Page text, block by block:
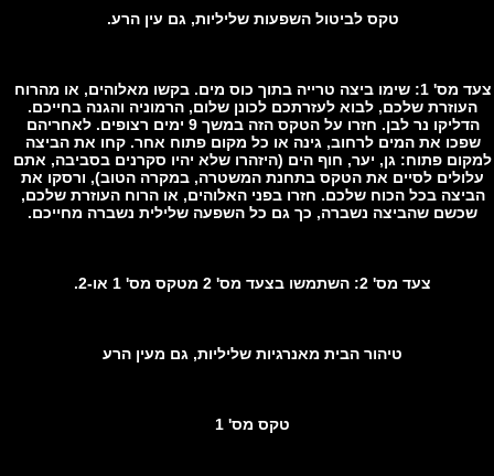
טקס לביטול השפעות שליליות, גם עין הרע.
צעד מס' 1: שימו ביצה טרייה בתוך כוס מים. בקשו מאלוהים, או מהרוח
שלכם, לבוא לעזרתכם לכונן שלום, הרמוניה והגנה בחייכם.
הדליקו נר לבן. חזרו על הטקס הזה במשך 9 ימים רצופים. לאחריהם
את המים לרחוב, גינה או כל מקום פתוח אחר. קחו את הביצה
פתוח: גן, יער, חוף הים (היזהרו שלא יהיו סקרנים בסביבה, אתם
לסיים את הטקס בתחנת המשטרה, במקרה הטוב), ורסקו את
בכל הכוח שלכם. חזרו בפני האלוהים, או הרוח העוזרת שלכם,
שהביצה נשברה, כך גם כל השפעה שלילית נשברה מחייכם.
צעד מס' 2: השתמשו בצעד מס' 2 מטקס מס' 1 או-2.
טיהור הבית מאנרגיות שליליות, גם מעין הרע
טקס מס' 1